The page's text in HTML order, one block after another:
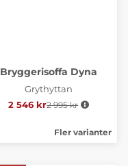
Bryggerisoffa Dyna
Grythyttan
2 546 krOrdinarie pris:
2 995 kr
Fler varianter